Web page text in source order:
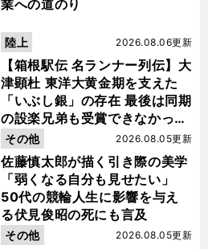
業への道のり
【箱根駅伝 名ランナー列伝】大
津顕杜 東洋大黄金期を支えた
「いぶし銀」の存在 最後は同期
の設楽兄弟も受賞できなかった
金栗杯に輝く
2026.08.06更新
陸上
佐藤慎太郎が描く引き際の美学
「弱くなる自分も見せたい」
50代の競輪人生に影響を与え
る伏見俊昭の死にも言及
2026.08.05更新
その他
2026.08.05更新
その他